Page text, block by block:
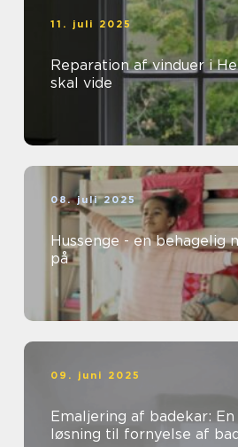
11. juli 2025
Reparation af vinduer i
skal vide
08. juli 2025
Hussenge - en behagelig
på
09. juni 2025
Emaljering af badekar:
løsning til fornyelse af